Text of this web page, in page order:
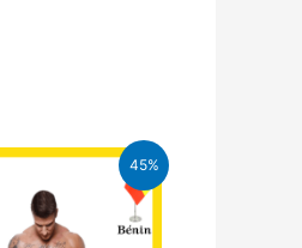
45%
Le
actuel
est :
12.000 CFA.